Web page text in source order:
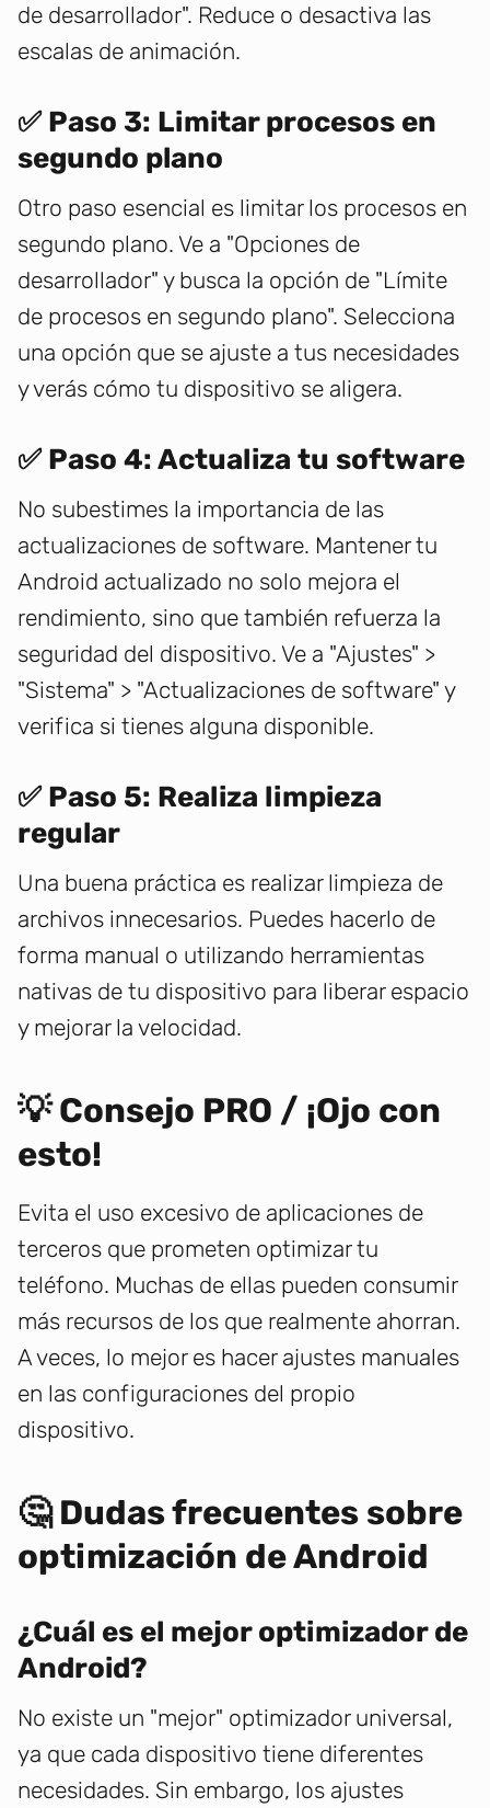
de desarrollador". Reduce o desactiva las
escalas de animación.
✅ Paso 3: Limitar procesos en
segundo plano
Otro paso esencial es limitar los procesos en
segundo plano. Ve a "Opciones de
desarrollador" y busca la opción de "Límite
de procesos en segundo plano". Selecciona
una opción que se ajuste a tus necesidades
y verás cómo tu dispositivo se aligera.
✅ Paso 4: Actualiza tu software
No subestimes la importancia de las
actualizaciones de software. Mantener tu
Android actualizado no solo mejora el
rendimiento, sino que también refuerza la
seguridad del dispositivo. Ve a "Ajustes" >
"Sistema" > "Actualizaciones de software" y
verifica si tienes alguna disponible.
✅ Paso 5: Realiza limpieza
regular
Una buena práctica es realizar limpieza de
archivos innecesarios. Puedes hacerlo de
forma manual o utilizando herramientas
nativas de tu dispositivo para liberar espacio
y mejorar la velocidad.
💡 Consejo PRO / ¡Ojo con
esto!
Evita el uso excesivo de aplicaciones de
terceros que prometen optimizar tu
teléfono. Muchas de ellas pueden consumir
más recursos de los que realmente ahorran.
A veces, lo mejor es hacer ajustes manuales
en las configuraciones del propio
dispositivo.
🤔 Dudas frecuentes sobre
optimización de Android
¿Cuál es el mejor optimizador de
Android?
No existe un "mejor" optimizador universal,
ya que cada dispositivo tiene diferentes
necesidades. Sin embargo, los ajustes